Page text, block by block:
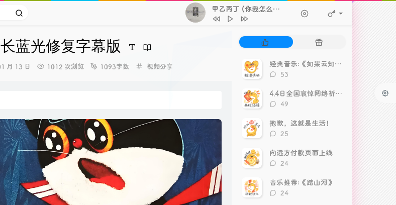
甲乙丙丁 (你我怎么两清) - 李佳薇
林俊杰
h3R3
Herme4 / WhyAce / Zy
锈 (我们两个都拉过勾)
江辰
8
9
锁(R&B版)
呆小帅
10
江南雪
蓝光修复字幕版
月 13 日 1012 次浏览 1093字数
分
视频分享
门
文
章
随
文
经典音乐:《如果云知道》
评
数：
53
4.4日全国哀悼网络祈福视频
评
数：
49
抱歉，这就是生活！
评
数：
25
向远方付款页面上线
评
数：
24
音乐推荐:《踏山河》
评
24